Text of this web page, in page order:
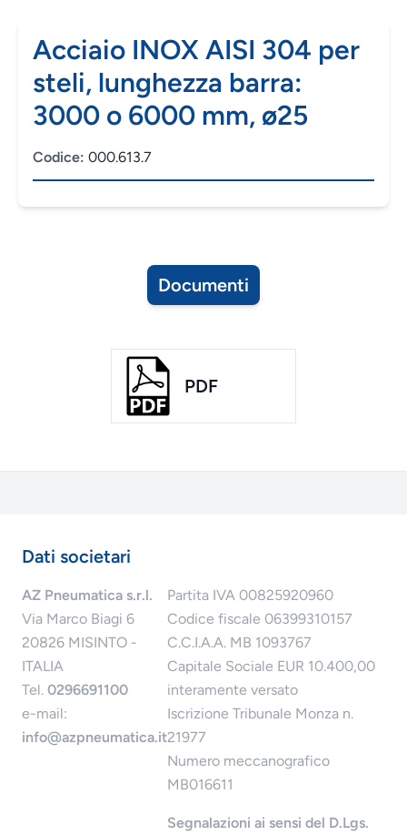
Acciaio INOX AISI 304 per
steli, lunghezza barra:
3000 o 6000 mm, ø25
Codice: 000.613.7
Documenti
PDF
Dati societari
AZ Pneumatica s.r.l.
Via Marco Biagi 6
20826 MISINTO -
ITALIA
Tel. 0296691100
e-mail:
info@azpneumatica.it
Partita IVA 00825920960
Codice fiscale 06399310157
C.C.I.A.A. MB 1093767
Capitale Sociale EUR 10.400,00
interamente versato
Iscrizione Tribunale Monza n.
21977
Numero meccanografico
MB016611
Segnalazioni ai sensi del D.Lgs.